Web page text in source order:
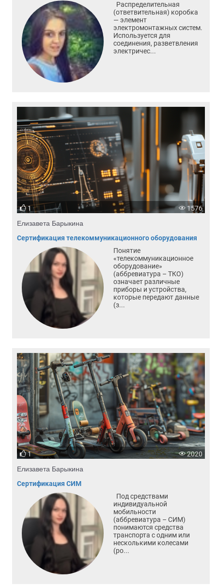
Распределительная
(ответвительная) коробка
— элемент
электромонтажных систем.
Используется для
соединения, разветвления
электричес...
1 1576
Елизавета Барыкина
Сертификация телекоммуникационного оборудования
Понятие
«телекоммуникационное
оборудование»
(аббревиатура – ТКО)
означает различные
приборы и устройства,
которые передают данные
(з...
1 2020
Елизавета Барыкина
Сертификация СИМ
Под средствами
индивидуальной
мобильности
(аббревиатура – СИМ)
понимаются средства
транспорта с одним или
несколькими колесами
(ро...